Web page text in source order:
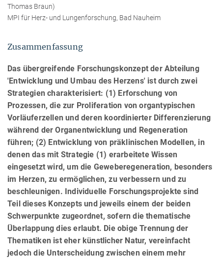
Thomas Braun)
MPI für Herz- und Lungenforschung, Bad Nauheim
Zusammenfassung
Das übergreifende Forschungskonzept der Abteilung
'Entwicklung und Umbau des Herzens' ist durch zwei
Strategien charakterisiert: (1) Erforschung von
Prozessen, die zur Proliferation von organtypischen
Vorläuferzellen und deren koordinierter Differenzierung
während der Organentwicklung und Regeneration
führen; (2) Entwicklung von präklinischen Modellen, in
denen das mit Strategie (1) erarbeitete Wissen
eingesetzt wird, um die Geweberegeneration, besonders
im Herzen, zu ermöglichen, zu verbessern und zu
beschleunigen. Individuelle Forschungsprojekte sind
Teil dieses Konzepts und jeweils einem der beiden
Schwerpunkte zugeordnet, sofern die thematische
Überlappung dies erlaubt. Die obige Trennung der
Thematiken ist eher künstlicher Natur, vereinfacht
jedoch die Unterscheidung zwischen einem mehr